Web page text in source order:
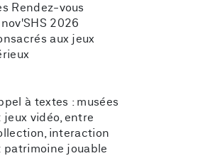
Rendez-vous
2026
aux jeux
à textes : musées
jeux vidéo, entre
interaction
patrimoine jouable